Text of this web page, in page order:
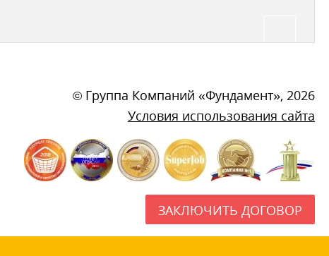
© Группа Компаний «Фундамент», 2026
Условия использования сайта
ЗАКЛЮЧИТЬ ДОГОВОР